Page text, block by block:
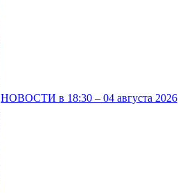
НОВОСТИ в 18:30 – 04 августа 2026